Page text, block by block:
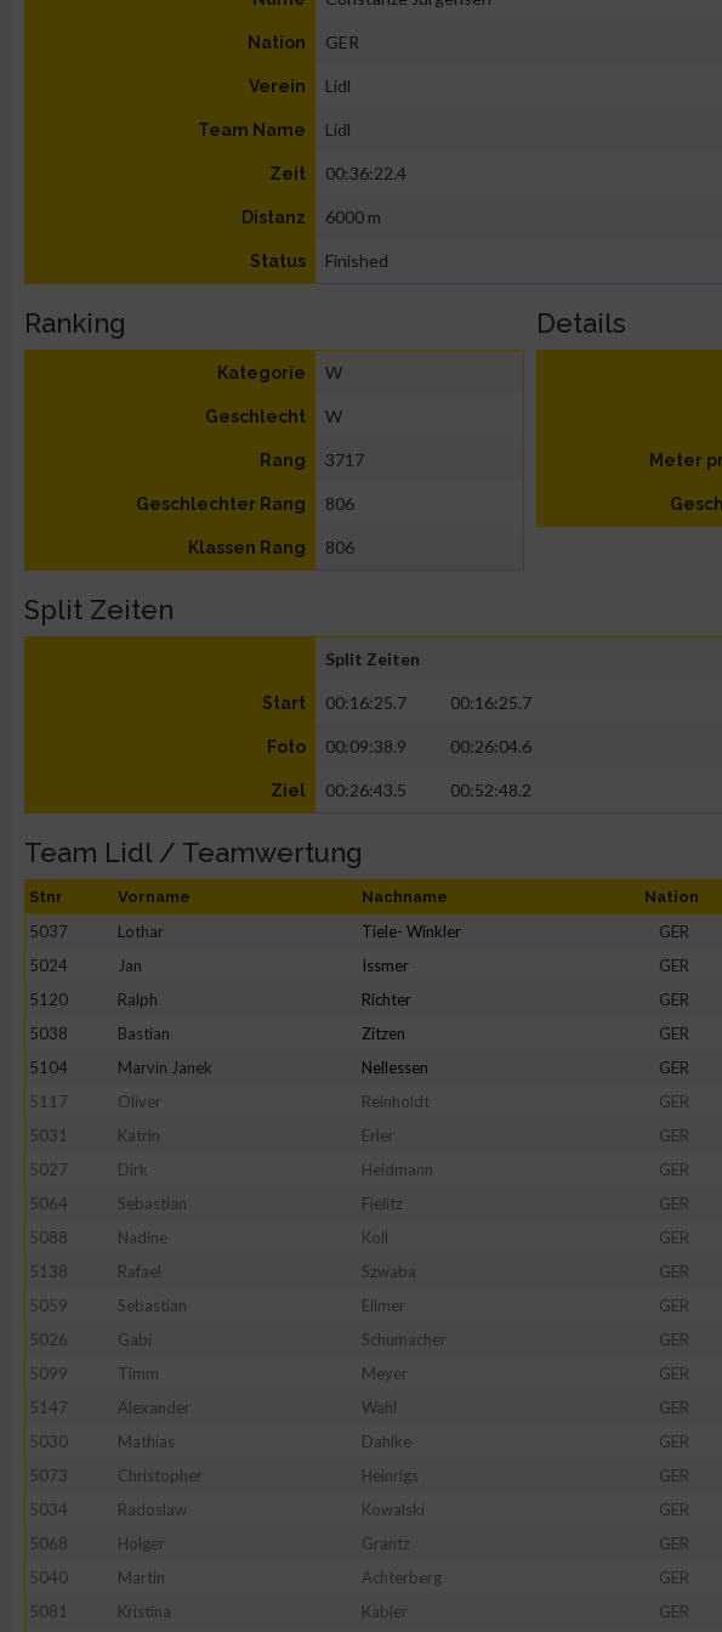
Nation GER
Verein Lidl
Team Name Lidl
Zeit 00:36:22.4
Distanz 6000 m
Status Finished
Ranking
Kategorie W
Geschlecht W
Rang 3717
Geschlechter Rang 806
Klassen Rang 806
Details
Meter
Split Zeiten
Split Zeiten
Start 00:16:25.7 00:16:25.7
Foto 00:09:38.9 00:26:04.6
Ziel 00:26:43.5 00:52:48.2
Team Lidl / Teamwertung
Stnr Vorname Nachname Nation
5037 Lothar Tiele- Winkler GER
5024
Jan Issmer GER
5120
Ralph Richter GER
5038
Bastian Zitzen GER
5104
Marvin Janek Nellessen GER
5117
Oliver Reinholdt GER
5031
Katrin Erler GER
5027
Dirk Heidmann GER
5064
Sebastian Fielitz GER
5088
Nadine Koll GER
5138
Rafael Szwaba GER
5059
Sebastian Ellmer GER
5026
Gabi Schumacher GER
5099
Timm Meyer GER
5147
Alexander Wahl GER
5030
Mathias Dahlke GER
5073
Christopher Heinrigs GER
5034
Radoslaw Kowalski GER
5068
Holger Grantz GER
5040
Martin Achterberg GER
5081
Kristina Käbler GER